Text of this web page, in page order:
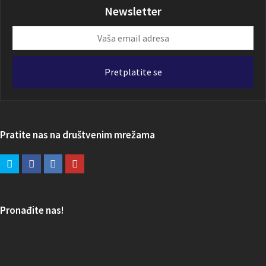
Newsletter
email
Pretplatite se
Pratite nas na društvenim mrežama
Pronađite nas!